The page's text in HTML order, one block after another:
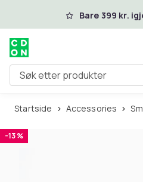
Hopp til hovedinnhold
Bare 399 kr.
Søk etter produkter
Startside Accessories
-13 %